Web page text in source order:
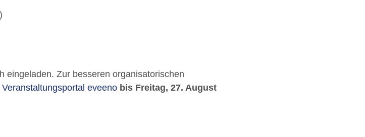
eingeladen. Zur besseren organisatorischen
Veranstaltungsportal eveeno bis Freitag, 27. August